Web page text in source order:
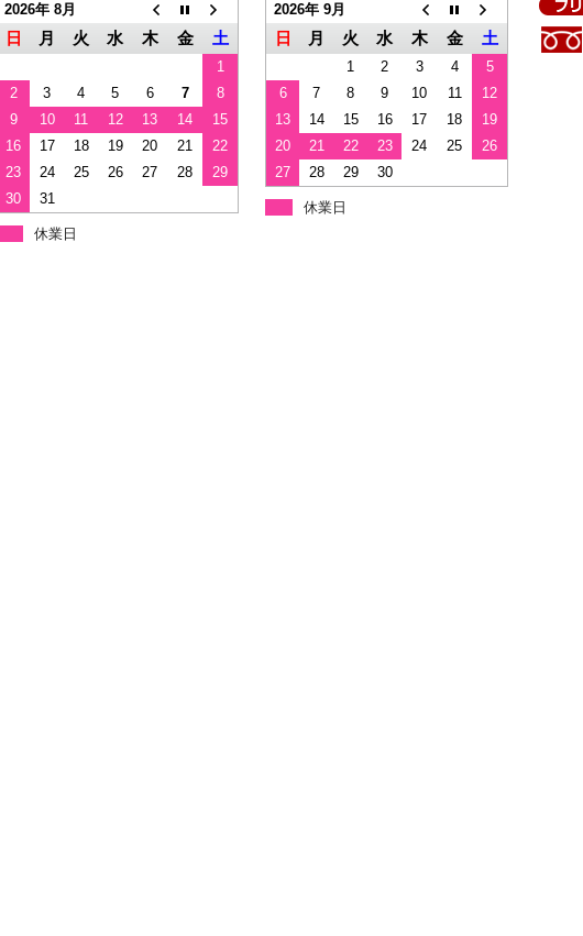
2026年 8月
日 月 火 水 木 金 土
1
2
3 4 5 6 7
8
9
10 11 12 13 14
15
16
17 18 19 20 21
22
23
24 25 26 27 28
29
30
31
休業日
2026年 9月
日 月 火 水 木 金 土
1 2 3 4
5
6
7 8 9 10 11
12
13
14 15 16 17 18
19
20
21 22 23 24 25
26
27
28 29 30
休業日